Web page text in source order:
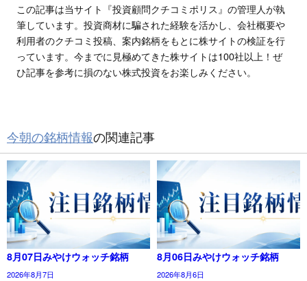
この記事は当サイト『投資顧問クチコミポリス』の管理人が執
筆しています。投資商材に騙された経験を活かし、会社概要や
利用者のクチコミ投稿、案内銘柄をもとに株サイトの検証を行
っています。今までに見極めてきた株サイトは100社以上！ぜ
ひ記事を参考に損のない株式投資をお楽しみください。
今朝の銘柄情報の関連記事
8月07日みやけウォッチ銘柄
2026年8月7日
8月06日みやけウォッチ銘柄
2026年8月6日